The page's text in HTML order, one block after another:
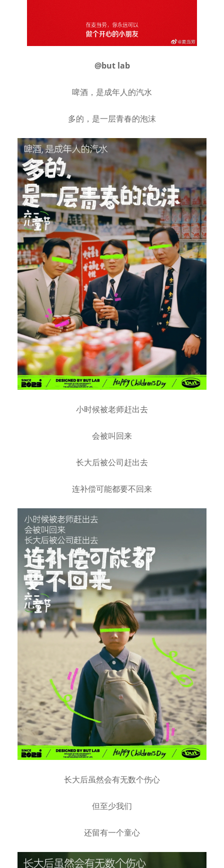
@but lab
啤酒，是成年人的汽水
多的，是一层青春的泡沫
小时候被老师赶出去
会被叫回来
长大后被公司赶出去
连补偿可能都要不回来
长大后虽然会有无数个伤心
但至少我们
还留有一个童心